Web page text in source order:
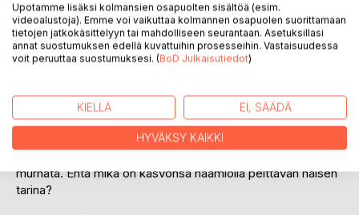
KUVAUS
vammoistaan. Leppoisa lomailu keskeytyy Samuelin
sotkeutuessa kummallisten tapahtumien vyyhteen. Verinen
mies ilmestyy hotellin aulaan, kuuluisa näyttelijätär joutuu
murhata. Entä mikä on kasvonsa naamiolla peittävän naisen
tarina?
Upotamme lisäksi kolmansien osapuolten sisältöä (esim.
videoalustoja). Emme voi vaikuttaa kolmannen osapuolen suorittamaan
tietojen jatkokäsittelyyn tai mahdolliseen seurantaan. Asetuksillasi
annat suostumuksen edellä kuvattuihin prosesseihin. Vastaisuudessa
voit peruuttaa suostumuksesi. (BoD Julkaisutiedot)
KIELLÄ EI, SÄÄDÄ
HYVÄKSY KAIKKI